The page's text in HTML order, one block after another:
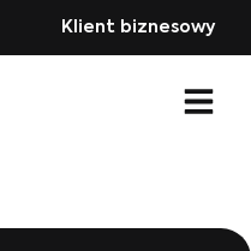
Klient biznesowy